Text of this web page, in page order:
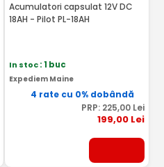
Acumulatori capsulat 12V DC
18AH - Pilot PL-18AH
In stoc: 1 buc
Expediem Maine
4 rate cu 0% dobândă
PRP: 225,00 Lei
199,00 Lei